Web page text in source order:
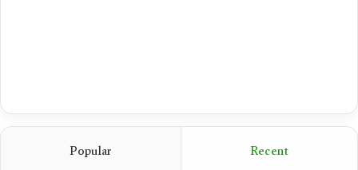
Recent
Popular